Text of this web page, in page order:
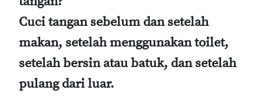
Cuci tangan sebelum dan setelah
makan, setelah menggunakan toilet,
setelah bersin atau batuk, dan setelah
pulang dari luar.